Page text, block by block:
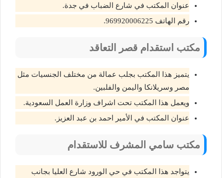
عنوان المكتب في شارع الضباب في جدة.
رقم الهاتف 969920006225.
مكتب استقدام قصر التعاقد
يتميز هذا المكتب بجلب عمالة من مختلف الجنسيات مثل
مصر وسريلانكا واليمن والفلبين.
ويعمل هذا المكتب تحت اشراف وزارة العمل السعودية.
عنوان المكتب في الأمير احمد بن عبد العزيز.
مكتب سامي المشرف للاستقدام
يتواجد هذا المكتب في حي الورود شارع العليا بجانب